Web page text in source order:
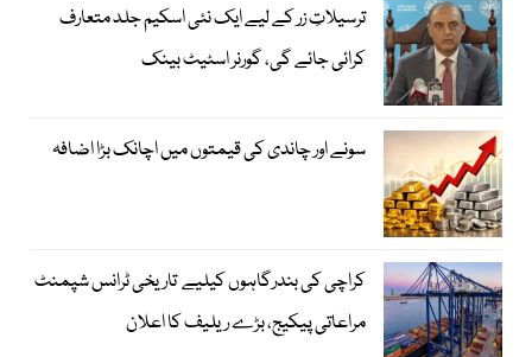
ترسیلاتِ زر کے لیے ایک نئی اسکیم جلد متعارف
کرائی جائے گی، گورنر اسٹیٹ بینک
سونے اور چاندی کی قیمتوں میں اچانک بڑا اضافہ
کراچی کی بندرگاہوں کیلیے تاریخی ٹرانس شپمنٹ
مراعاتی پیکیج، بڑے ریلیف کا اعلان